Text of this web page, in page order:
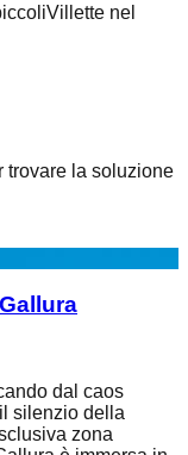
Villette nel
trovare la soluzione
dal caos
silenzio della
zona